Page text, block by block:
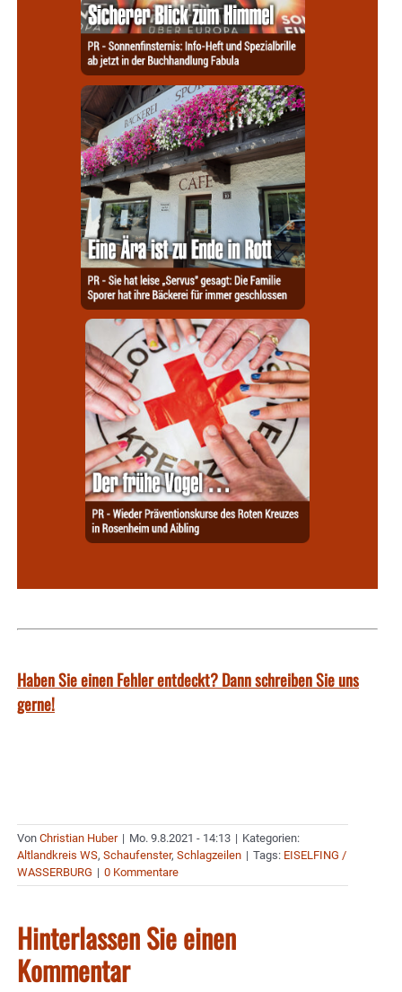
Haben Sie einen Fehler entdeckt? Dann schreiben Sie uns
gerne!
Von Christian Huber | Mo. 9.8.2021 - 14:13 | Kategorien:
Altlandkreis WS, Schaufenster, Schlagzeilen | Tags: EISELFING /
WASSERBURG | 0 Kommentare
Hinterlassen Sie einen
Kommentar